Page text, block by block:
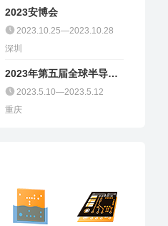
2023安博会
2023.10.25—2023.10.28
深圳
2023年第五届全球半导体
产业（重庆）博览会
2023.5.10—2023.5.12
重庆